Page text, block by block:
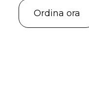
Ordina ora